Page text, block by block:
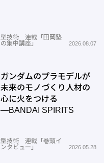
型技術 連載「田岡塾
の集中講座」
2026.08.07
ガンダムのプラモデルが
未来のモノづくり人材の
心に火をつける
―BANDAI SPIRITS
型技術 連載「巻頭イ
ンタビュー」
2026.05.28